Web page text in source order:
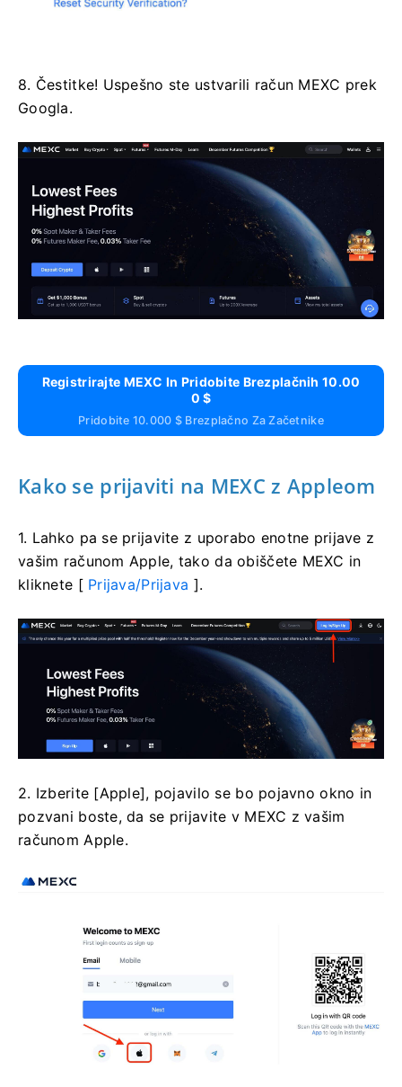
8. Čestitke! Uspešno ste ustvarili račun MEXC prek
Googla.
Registrirajte MEXC In Pridobite Brezplačnih 10.00
0 $
Pridobite 10.000 $ Brezplačno Za Začetnike
Kako se prijaviti na MEXC z Appleom
1. Lahko pa se prijavite z uporabo enotne prijave z
vašim računom Apple, tako da obiščete MEXC in
kliknete [ Prijava/Prijava ].
2. Izberite [Apple], pojavilo se bo pojavno okno in
pozvani boste, da se prijavite v MEXC z vašim
računom Apple.